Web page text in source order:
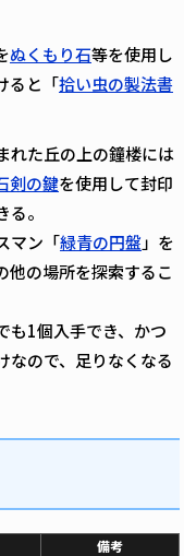
ぬくもり石等を使用し
ると「拾い虫の製法書
れた丘の上の鐘楼には
剣の鍵を使用して封印
。
マン「緑青の円盤」を
他の場所を探索するこ
も1個入手でき、かつ
なので、足りなくなる
備考